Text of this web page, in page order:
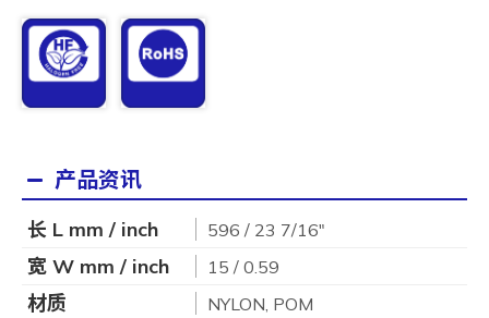
产品资讯
长 L mm / inch 596 / 23 7/16"
宽 W mm / inch 15 / 0.59
材质 NYLON, POM